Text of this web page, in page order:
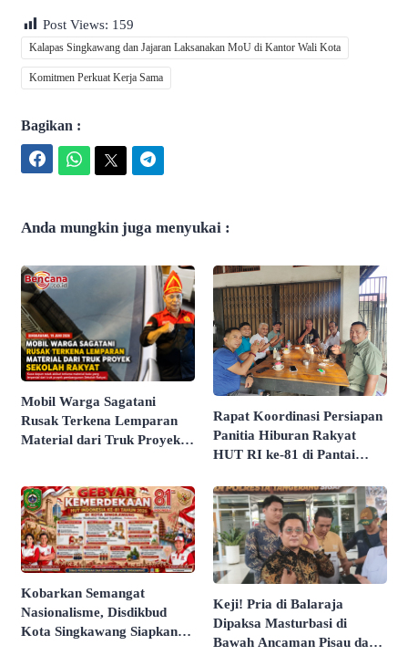
Post Views: 159
Kalapas Singkawang dan Jajaran Laksanakan MoU di Kantor Wali Kota
Komitmen Perkuat Kerja Sama
Bagikan :
Anda mungkin juga menyukai :
Mobil Warga Sagatani
Rusak Terkena Lemparan
Material dari Truk Proyek
Rapat Koordinasi Persiapan
Panitia Hiburan Rakyat
HUT RI ke-81 di Pantai
Dimatangkan
​Kobarkan Semangat
Nasionalisme, Disdikbud
Kota Singkawang Siapkan
Keji! Pria di Balaraja
Dipaksa Masturbasi di
Bawah Ancaman Pisau dan